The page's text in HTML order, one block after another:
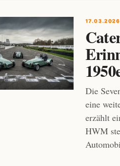
17.03.2026
Die
eine
erzählt
HWM